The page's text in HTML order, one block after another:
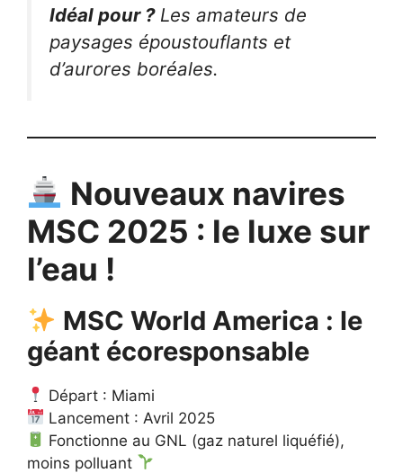
Idéal pour ?Les amateurs de
paysages époustouflants et
d’aurores boréales.
Nouveaux navires
MSC 2025 : le luxe sur
l’eau !
MSC World America : le
géant écoresponsable
Départ : Miami
Lancement : Avril 2025
Fonctionne au GNL (gaz naturel liquéfié),
moins polluant